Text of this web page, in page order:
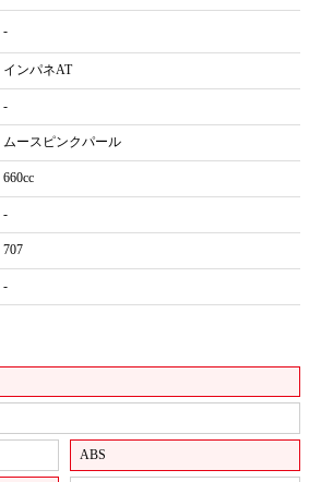
-
インパネAT
-
ムースピンクパール
660cc
-
707
-
ABS